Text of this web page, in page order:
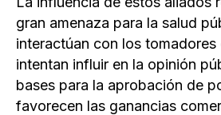
gran amenaza para la salud
interactúan con los
intentan influir en la opinión
bases para la aprobación de
favorecen las ganancias